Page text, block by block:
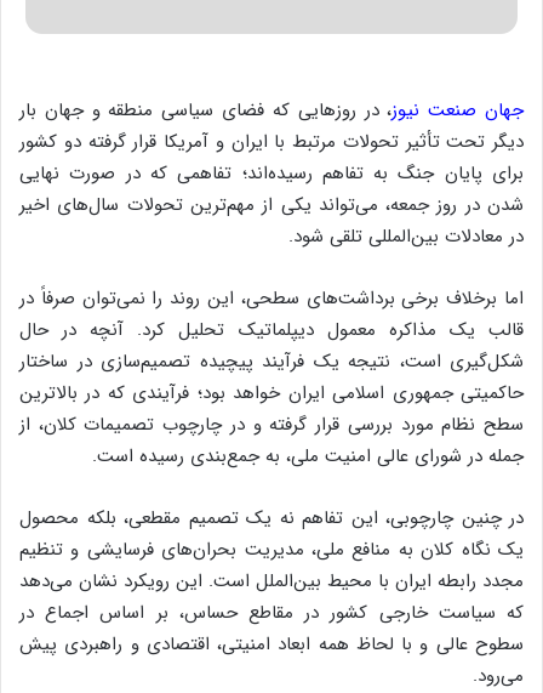
جهان صنعت نیوز، در روزهایی که فضای سیاسی منطقه و جهان بار
دیگر تحت تأثیر تحولات مرتبط با ایران و آمریکا قرار گرفته دو کشور
برای پایان جنگ به تفاهم رسیده‌اند؛ تفاهمی که در صورت نهایی
شدن در روز جمعه، می‌تواند یکی از مهم‌ترین تحولات سال‌های اخیر
در معادلات بین‌المللی تلقی شود.
اما برخلاف برخی برداشت‌های سطحی، این روند را نمی‌توان صرفاً در
قالب یک مذاکره معمول دیپلماتیک تحلیل کرد. آنچه در حال
شکل‌گیری است، نتیجه یک فرآیند پیچیده تصمیم‌سازی در ساختار
حاکمیتی جمهوری اسلامی ایران خواهد بود؛ فرآیندی که در بالاترین
سطح نظام مورد بررسی قرار گرفته و در چارچوب تصمیمات کلان، از
جمله در شورای عالی امنیت ملی، به جمع‌بندی رسیده است.
در چنین چارچوبی، این تفاهم نه یک تصمیم مقطعی، بلکه محصول
یک نگاه کلان به منافع ملی، مدیریت بحران‌های فرسایشی و تنظیم
مجدد رابطه ایران با محیط بین‌الملل است. این رویکرد نشان می‌دهد
که سیاست خارجی کشور در مقاطع حساس، بر اساس اجماع در
سطوح عالی و با لحاظ همه ابعاد امنیتی، اقتصادی و راهبردی پیش
می‌رود.